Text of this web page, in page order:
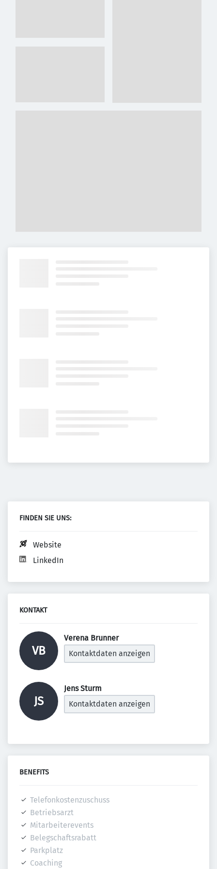
FINDEN SIE UNS:
Website
LinkedIn
KONTAKT
VB
Verena Brunner
Kontaktdaten anzeigen
JS
Jens Sturm
Kontaktdaten anzeigen
BENEFITS
Telefonkostenzuschuss
Betriebsarzt
Mitarbeiterevents
Belegschaftsrabatt
Parkplatz
Coaching